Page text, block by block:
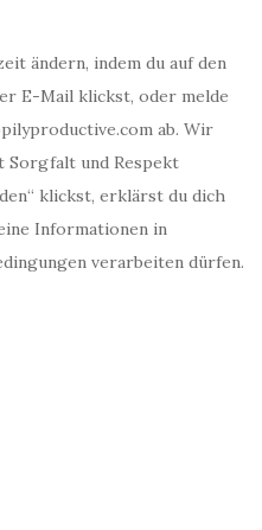
ändern, indem du auf den
E-Mail klickst, oder melde
ab. Wir
Sorgfalt und Respekt
klickst, erklärst du dich
Informationen in
verarbeiten dürfen.